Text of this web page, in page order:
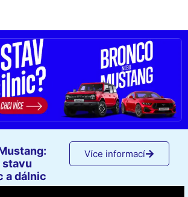
stavu
a dálnic
Více informací